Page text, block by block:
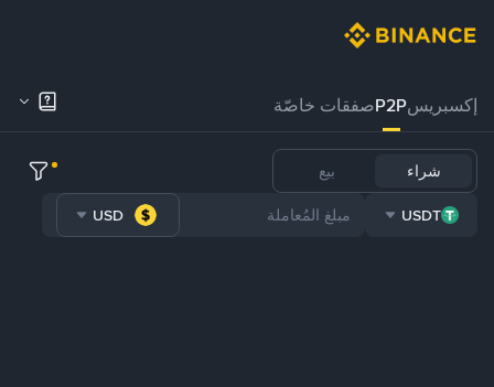
إكسبريسP2Pصفقات خاصّة
شراء بيع
USDT
USD